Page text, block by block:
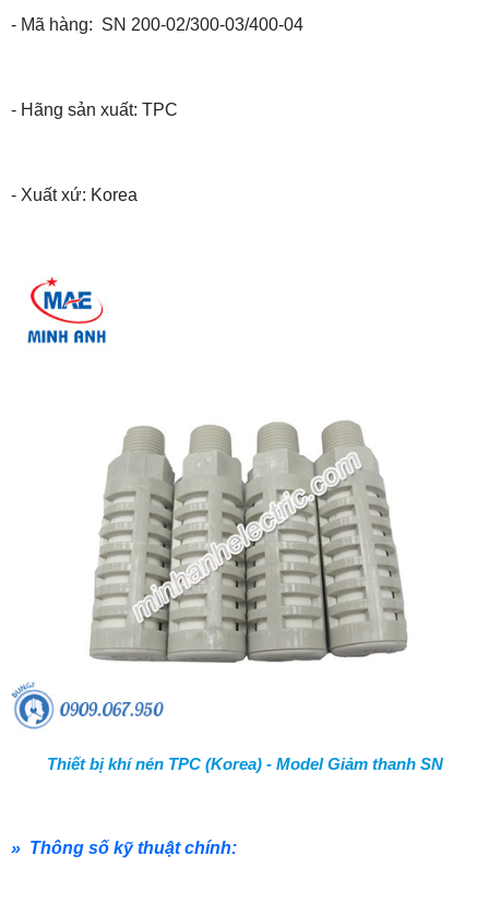
- Mã hàng: SN 200-02/300-03/400-04
- Hãng sản xuất: TPC
- Xuất xứ: Korea
Thiết bị khí nén TPC (Korea) - Model Giảm thanh SN
» Thông số kỹ thuật chính: